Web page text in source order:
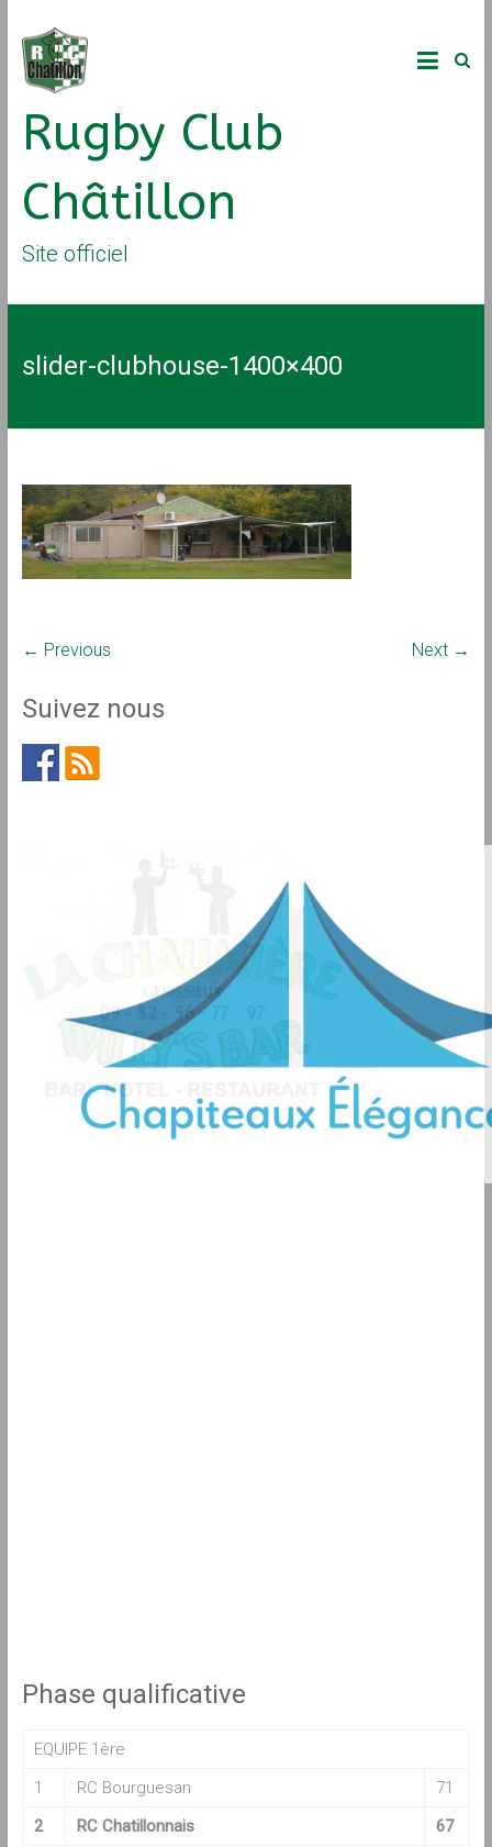
Rugby Club
Châtillon
Site officiel
slider-clubhouse-1400×400
← Previous Next →
Suivez nous
Phase qualificative
EQUIPE 1ère
1
RC Bourguesan
71
2
RC Chatillonnais
67